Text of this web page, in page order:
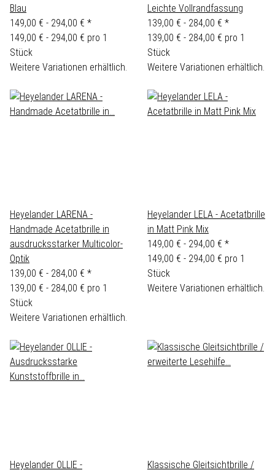
Blau
149,00 € - 294,00 € *
149,00 € - 294,00 € pro 1
Stück
Weitere Variationen erhältlich.
Leichte Vollrandfassung
139,00 € - 284,00 € *
139,00 € - 284,00 € pro 1
Stück
Weitere Variationen erhältlich.
Heyelander LARENA -
Handmade Acetatbrille in
ausdrucksstarker Multicolor-
Optik
139,00 € - 284,00 € *
139,00 € - 284,00 € pro 1
Stück
Weitere Variationen erhältlich.
Heyelander LELA - Acetatbrille
in Matt Pink Mix
149,00 € - 294,00 € *
149,00 € - 294,00 € pro 1
Stück
Weitere Variationen erhältlich.
Heyelander OLLIE - Klassische Gleitsichtbrille /